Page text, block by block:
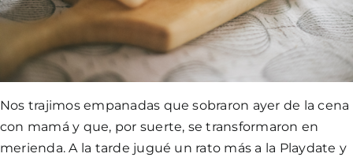
Nos trajimos empanadas que sobraron ayer de la cena
con mamá y que, por suerte, se transformaron en
merienda. A la tarde jugué un rato más a la Playdate y